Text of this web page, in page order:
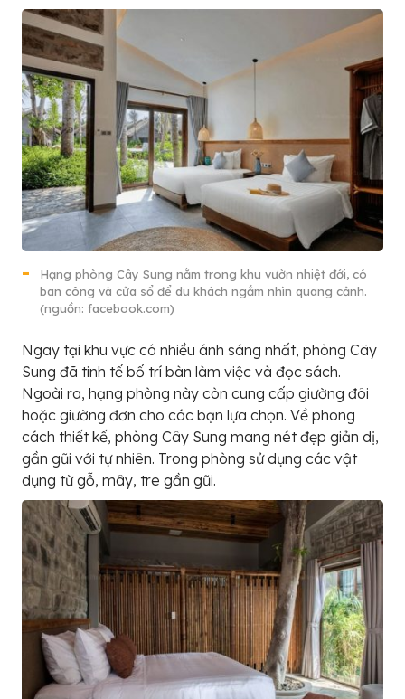
Hạng phòng Cây Sung nằm trong khu vườn nhiệt đới, có
ban công và cửa sổ để du khách ngắm nhìn quang cảnh.
(nguồn: facebook.com)
Ngay tại khu vực có nhiều ánh sáng nhất, phòng Cây
Sung đã tinh tế bố trí bàn làm việc và đọc sách.
Ngoài ra, hạng phòng này còn cung cấp giường đôi
hoặc giường đơn cho các bạn lựa chọn. Về phong
cách thiết kế, phòng Cây Sung mang nét đẹp giản dị,
gần gũi với tự nhiên. Trong phòng sử dụng các vật
dụng từ gỗ, mây, tre gần gũi.